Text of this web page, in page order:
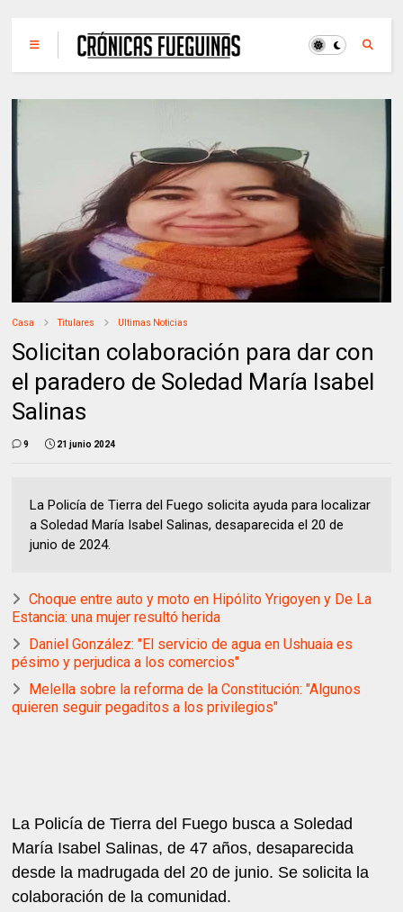
Casa Titulares Ultimas Noticias
Solicitan colaboración para dar con
el paradero de Soledad María Isabel
Salinas
9 21 junio 2024
La Policía de Tierra del Fuego solicita ayuda para localizar
a Soledad María Isabel Salinas, desaparecida el 20 de
junio de 2024.
Choque entre auto y moto en Hipólito Yrigoyen y De La
Estancia: una mujer resultó herida
Daniel González: "El servicio de agua en Ushuaia es
pésimo y perjudica a los comercios"
Melella sobre la reforma de la Constitución: "Algunos
quieren seguir pegaditos a los privilegios"
La Policía de Tierra del Fuego busca a Soledad
María Isabel Salinas, de 47 años, desaparecida
desde la madrugada del 20 de junio. Se solicita la
colaboración de la comunidad.